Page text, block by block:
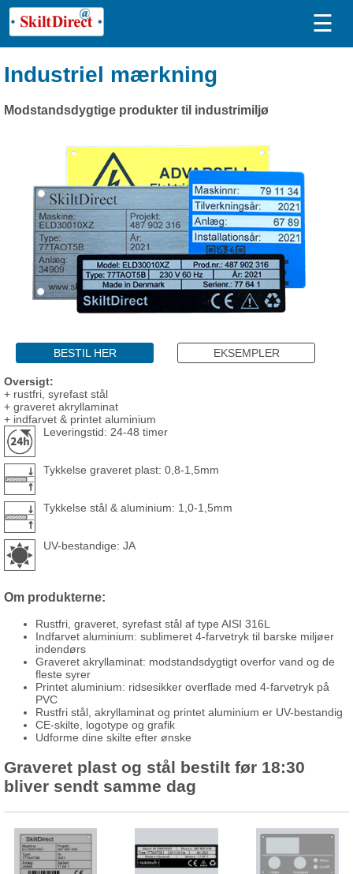
☰
Industriel mærkning
Modstandsdygtige produkter til industrimiljø
BESTIL HER EKSEMPLER
Oversigt:
+ rustfri, syrefast stål
+ graveret akryllaminat
+ indfarvet & printet aluminium
Leveringstid: 24-48 timer
Tykkelse graveret plast: 0,8-1,5mm
Tykkelse stål & aluminium: 1,0-1,5mm
UV-bestandige: JA
Om produkterne:
Rustfri, graveret, syrefast stål af type AISI 316L
Indfarvet aluminium: sublimeret 4-farvetryk til barske miljøer
indendørs
Graveret akryllaminat: modstandsdygtigt overfor vand og de
fleste syrer
Printet aluminium: ridsesikker overflade med 4-farvetryk på
PVC
Rustfri stål, akryllaminat og printet aluminium er UV-bestandig
CE-skilte, logotype og grafik
Udforme dine skilte efter ønske
Graveret plast og stål bestilt før 18:30
bliver sendt samme dag